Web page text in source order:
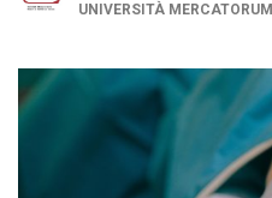
UNIVERSITÀ MERCATORUM